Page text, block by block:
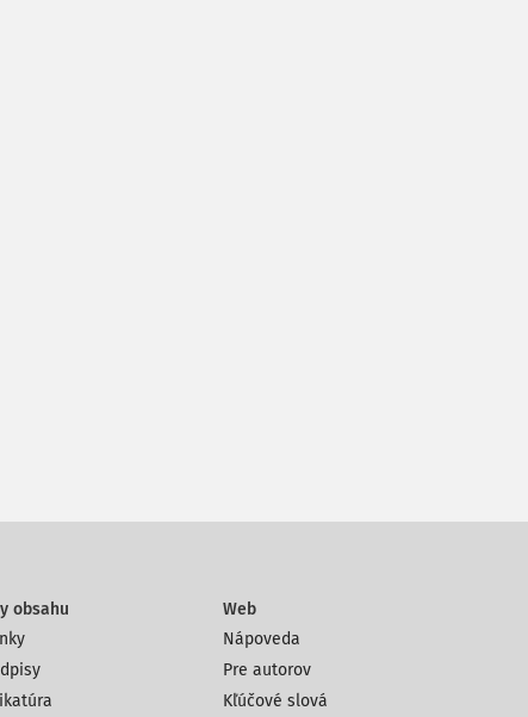
obsahu
Web
Nápoveda
Pre autorov
Kľúčové slová